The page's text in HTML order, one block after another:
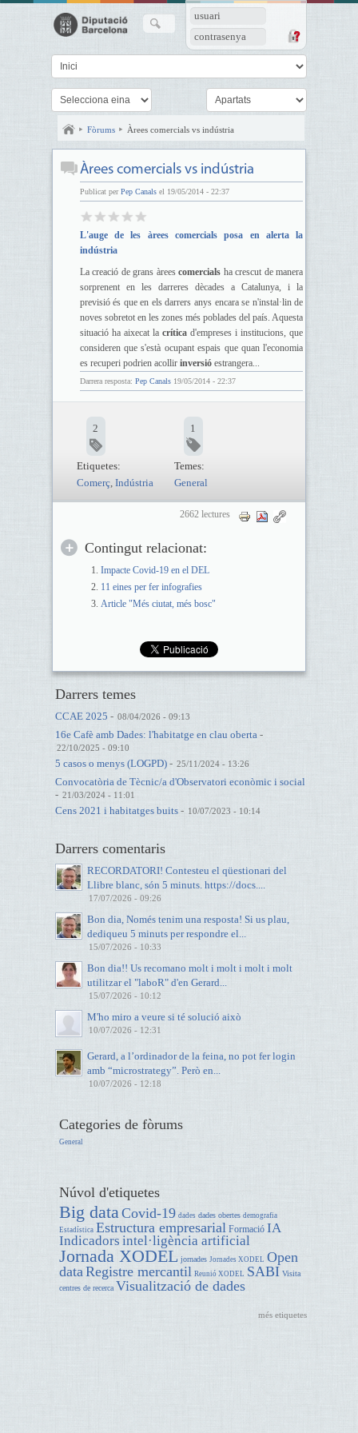
usuari
contrasenya
Fòrums Àrees comercials vs indústria
Àrees comercials vs indústria
Publicat perPep Canalsel 19/05/2014 - 22:37
L'auge de les àrees comercials posa en alerta la
indústria
La creació de grans àreescomercials ha crescut de manera
sorprenent en les darreres dècades a Catalunya, i la
previsió és que en els darrers anys encara se n'instal·lin de
noves sobretot en les zones més poblades del país. Aquesta
situació ha aixecat la crítica d'empreses i institucions, que
consideren que s'està ocupant espais que quan l'economia
es recuperi podrien acollir inversióestrangera...
Darrera resposta: Pep Canals19/05/2014 - 22:37
2
Etiquetes:
Comerç, Indústria
1
Temes:
General
2662 lectures
Contingut relacionat:
Impacte Covid-19 en el DEL
11 eines per fer infografies
Article "Més ciutat, més bosc"
Darrers temes
CCAE 2025 - 08/04/2026 - 09:13
16e Cafè amb Dades: l'habitatge en clau oberta -
22/10/2025 - 09:10
5 casos o menys (LOGPD) - 25/11/2024 - 13:26
Convocatòria de Tècnic/a d'Observatori econòmic i social
- 21/03/2024 - 11:01
Cens 2021 i habitatges buits - 10/07/2023 - 10:14
Darrers comentaris
RECORDATORI! Contesteu el qüestionari del
Llibre blanc, són 5 minuts. https://docs....
17/07/2026 - 09:26
Bon dia, Només tenim una resposta! Si us plau,
dediqueu 5 minuts per respondre el...
15/07/2026 - 10:33
Bon dia!! Us recomano molt i molt i molt i molt
utilitzar el "laboR" d'en Gerard...
15/07/2026 - 10:12
M'ho miro a veure si té solució això
10/07/2026 - 12:31
Gerard, a l’ordinador de la feina, no pot fer login
amb “microstrategy”. Però en...
10/07/2026 - 12:18
Categories de fòrums
General
Núvol d'etiquetes
Big data Covid-19 dades dades obertes demografia
Estadística Estructura empresarial Formació IA
Indicadors intel·ligència artificial
Jornada XODEL jornades Jornades XODEL Open
data Registre mercantil Reunió XODEL SABI Visita
centres de recerca Visualització de dades
més etiquetes